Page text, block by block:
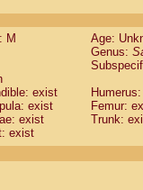
labiatus(0)
leucopus (0)
mystax
nigricollis (0)
oedipus
weddelli
spp.
M
Age:
Genus:
exist
exist
Femur:
exist
Trunk:
exist